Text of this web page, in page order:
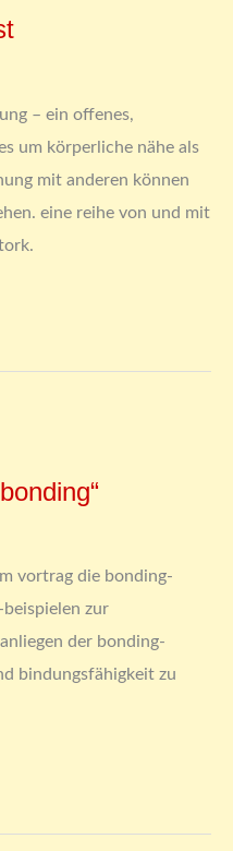
– ein offenes,
um körperliche nähe als
mit anderen können
eine reihe von und mit
vortrag die bonding-
zur
der bonding-
bindungsfähigkeit zu